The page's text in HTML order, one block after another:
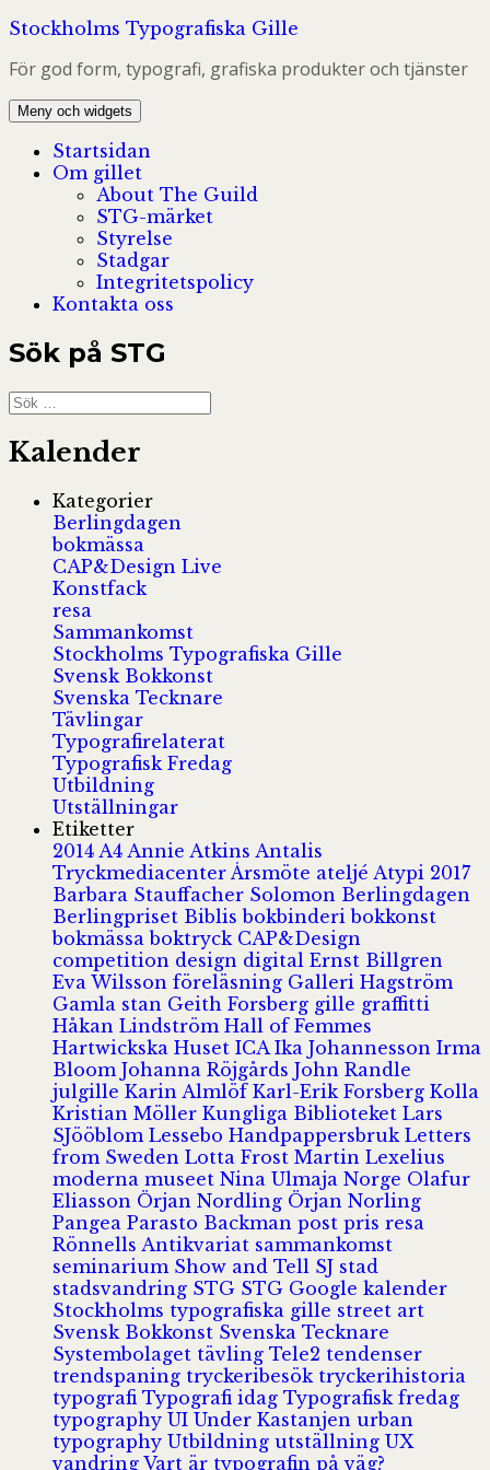
Hoppa
innehåll
Stockholms Typografiska Gille
För god form, typografi, grafiska produkter och tjänster
Meny och widgets
Startsidan
Om gillet
About The Guild
STG-märket
Styrelse
Stadgar
Integritetspolicy
Kontakta oss
Sök på STG
Sök
efter:
Kalender
Kategorier
Berlingdagen
bokmässa
CAP&Design Live
Konstfack
resa
Sammankomst
Stockholms Typografiska Gille
Svensk Bokkonst
Svenska Tecknare
Tävlingar
Typografirelaterat
Typografisk Fredag
Utbildning
Utställningar
Etiketter
2014 A4 Annie Atkins Antalis
Tryckmediacenter Årsmöte ateljé Atypi 2017
Barbara Stauffacher Solomon Berlingdagen
Berlingpriset Biblisbokbinderibokkonst
bokmässaboktryck CAP&Design
competition design digital Ernst Billgren
Eva Wilsson föreläsning Galleri Hagström
Gamla stan Geith Forsberg gille graffitti
Håkan Lindström Hall of Femmes
Hartwickska Huset ICA Ika Johannesson Irma
Bloom Johanna Röjgårds John Randle
julgille Karin Almlöf Karl-Erik Forsberg Kolla
Kristian Möller Kungliga Biblioteket Lars
SJööblom Lessebo Handpappersbruk Letters
from Sweden Lotta Frost Martin Lexelius
moderna museet Nina Ulmaja Norge Olafur
Eliasson Örjan Nordling Örjan Norling
Pangea Parasto Backman post pris resa
Rönnells Antikvariat sammankomst
seminarium Show and Tell SJ stad
stadsvandring STG STG Google kalender
Stockholms typografiska gille street art
Svensk Bokkonst Svenska Tecknare
Systembolaget tävling Tele2 tendenser
trendspaning tryckeribesök tryckerihistoria
typografi Typografi idag Typografisk fredag
typography UI Under Kastanjen urban
typography Utbildning utställning UX
vandring Vart är typografin på väg?